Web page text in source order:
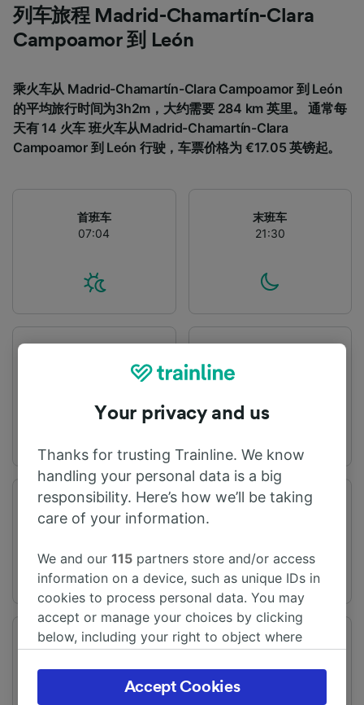
列车旅程 Madrid-Chamartín-Clara
Campoamor 到 León
乘火车从 Madrid-Chamartín-Clara Campoamor 到 León
的平均旅行时间为3h2m，大约需要 284 km 英里。 通常每
天有 14 火车 班火车从Madrid-Chamartín-Clara
Campoamor 到 León 行驶，车票价格为 €17.05 英镑起。
首班车
07:04
末班车
21:30
Madrid-Chamartín-
Clara Campoamor
旅程时间
从2h0m
距离
频率
变化
Your privacy and us
Thanks for trusting Trainline. We know
handling your personal data is a big
responsibility. Here’s how we’ll be taking
care of your information.
We and our115 partners store and/or access
information on a device, such as unique IDs in
cookies to process personal data. You may
accept or manage your choices by clicking
below, including your right to object where
the privacy policy page. These choices will be
signaled to our partners and will not affect
Accept Cookies